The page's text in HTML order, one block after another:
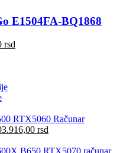
E1504FA-BQ1868
rsd
RTX5060 Računar
rsd
B650 RTX5070 računar